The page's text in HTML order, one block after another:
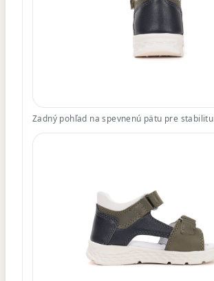
Zadný pohľad na spevnenú pätu pre stabilitu